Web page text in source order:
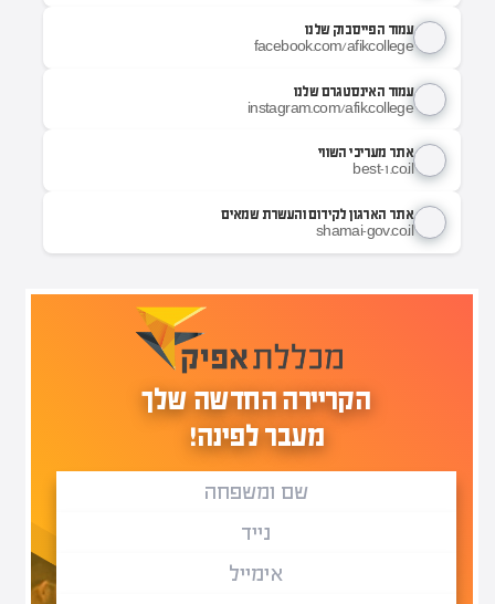
עמוד הפייסבוק שלנו
facebook.com/afikcollege
עמוד האינסטגרם שלנו
instagram.com/afik.college
אתר מעריכי השווי
best-1.co.il
אתר הארגון לקידום והעשרת שמאים
shamai-gov.co.il
הקריירה החדשה שלך
מעבר לפינה!